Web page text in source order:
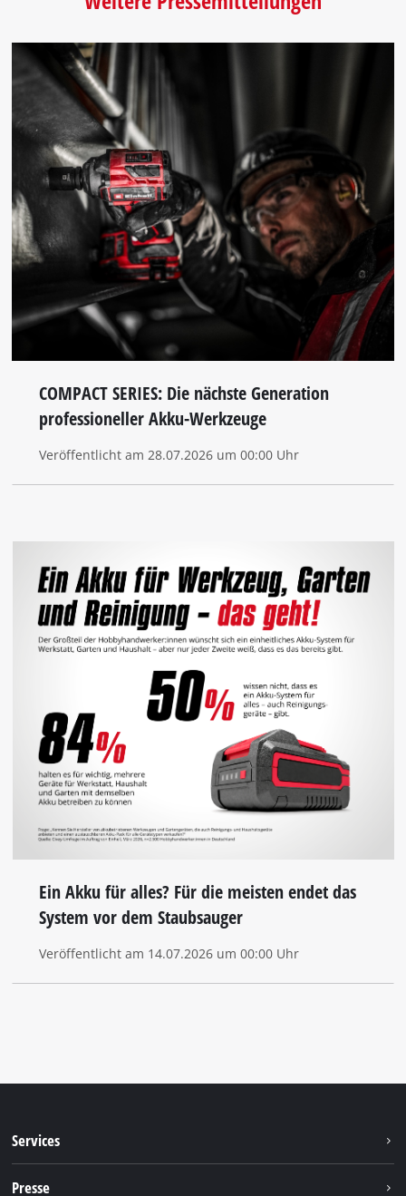
COMPACT SERIES: Die nächste Generation
professioneller Akku-Werkzeuge
Veröffentlicht am 28.07.2026 um 00:00 Uhr
Ein Akku für alles? Für die meisten endet das
System vor dem Staubsauger
Veröffentlicht am 14.07.2026 um 00:00 Uhr
Services
Presse